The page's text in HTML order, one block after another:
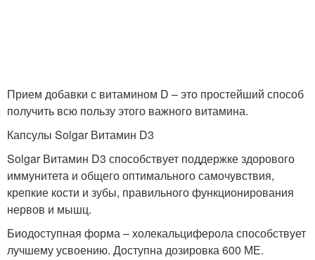
Прием добавки с витамином D – это простейший способ
получить всю пользу этого важного витамина.
Капсулы Solgar Витамин D3
Solgar Витамин D3 способствует поддержке здорового
иммунитета и общего оптимального самочувствия,
крепкие кости и зубы, правильного функционирования
нервов и мышц.
Биодоступная форма – холекальциферола способствует
лучшему усвоению. Доступна дозировка 600 МЕ.